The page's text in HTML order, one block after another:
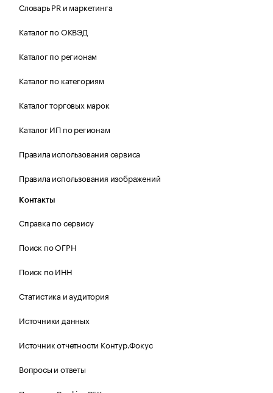
Словарь PR и маркетинга
Каталог по ОКВЭД
Каталог по регионам
Каталог по категориям
Каталог торговых марок
Каталог ИП по регионам
Правила использования сервиса
Правила использования изображений
Контакты
Справка по сервису
Поиск по ОГРН
Поиск по ИНН
Статистика и аудитория
Источники данных
Источник отчетности Контур.Фокус
Вопросы и ответы